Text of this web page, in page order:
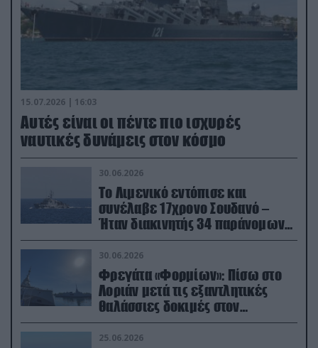
15.07.2026 | 16:03
Aυτές είναι οι πέντε πιο ισχυρές
ναυτικές δυνάμεις στον κόσμο
30.06.2026
Το Λιμενικό εντόπισε και
συνέλαβε 17χρονο Σουδανό –
Ήταν διακινητής 34 παράνομων
μεταναστών
30.06.2026
Φρεγάτα «Φορμίων»: Πίσω στο
Λοριάν μετά τις εξαντλητικές
θαλάσσιες δοκιμές στον
απαιτητικό Βισκαϊκό
25.06.2026